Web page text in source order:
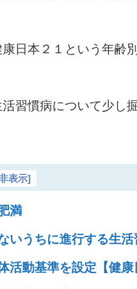
日本２１という年齢
習慣病について少し
表示]
満
いうちに進行する生活
活動基準を設定【健